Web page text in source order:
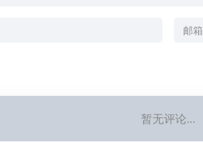
暂无评论...